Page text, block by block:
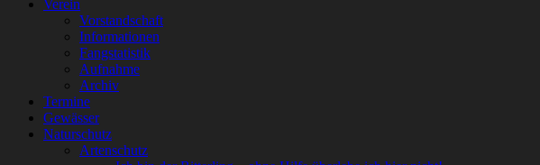
Verein
Vorstandschaft
Informationen
Fangstatistik
Aufnahme
Archiv
Termine
Gewässer
Naturschutz
Artenschutz